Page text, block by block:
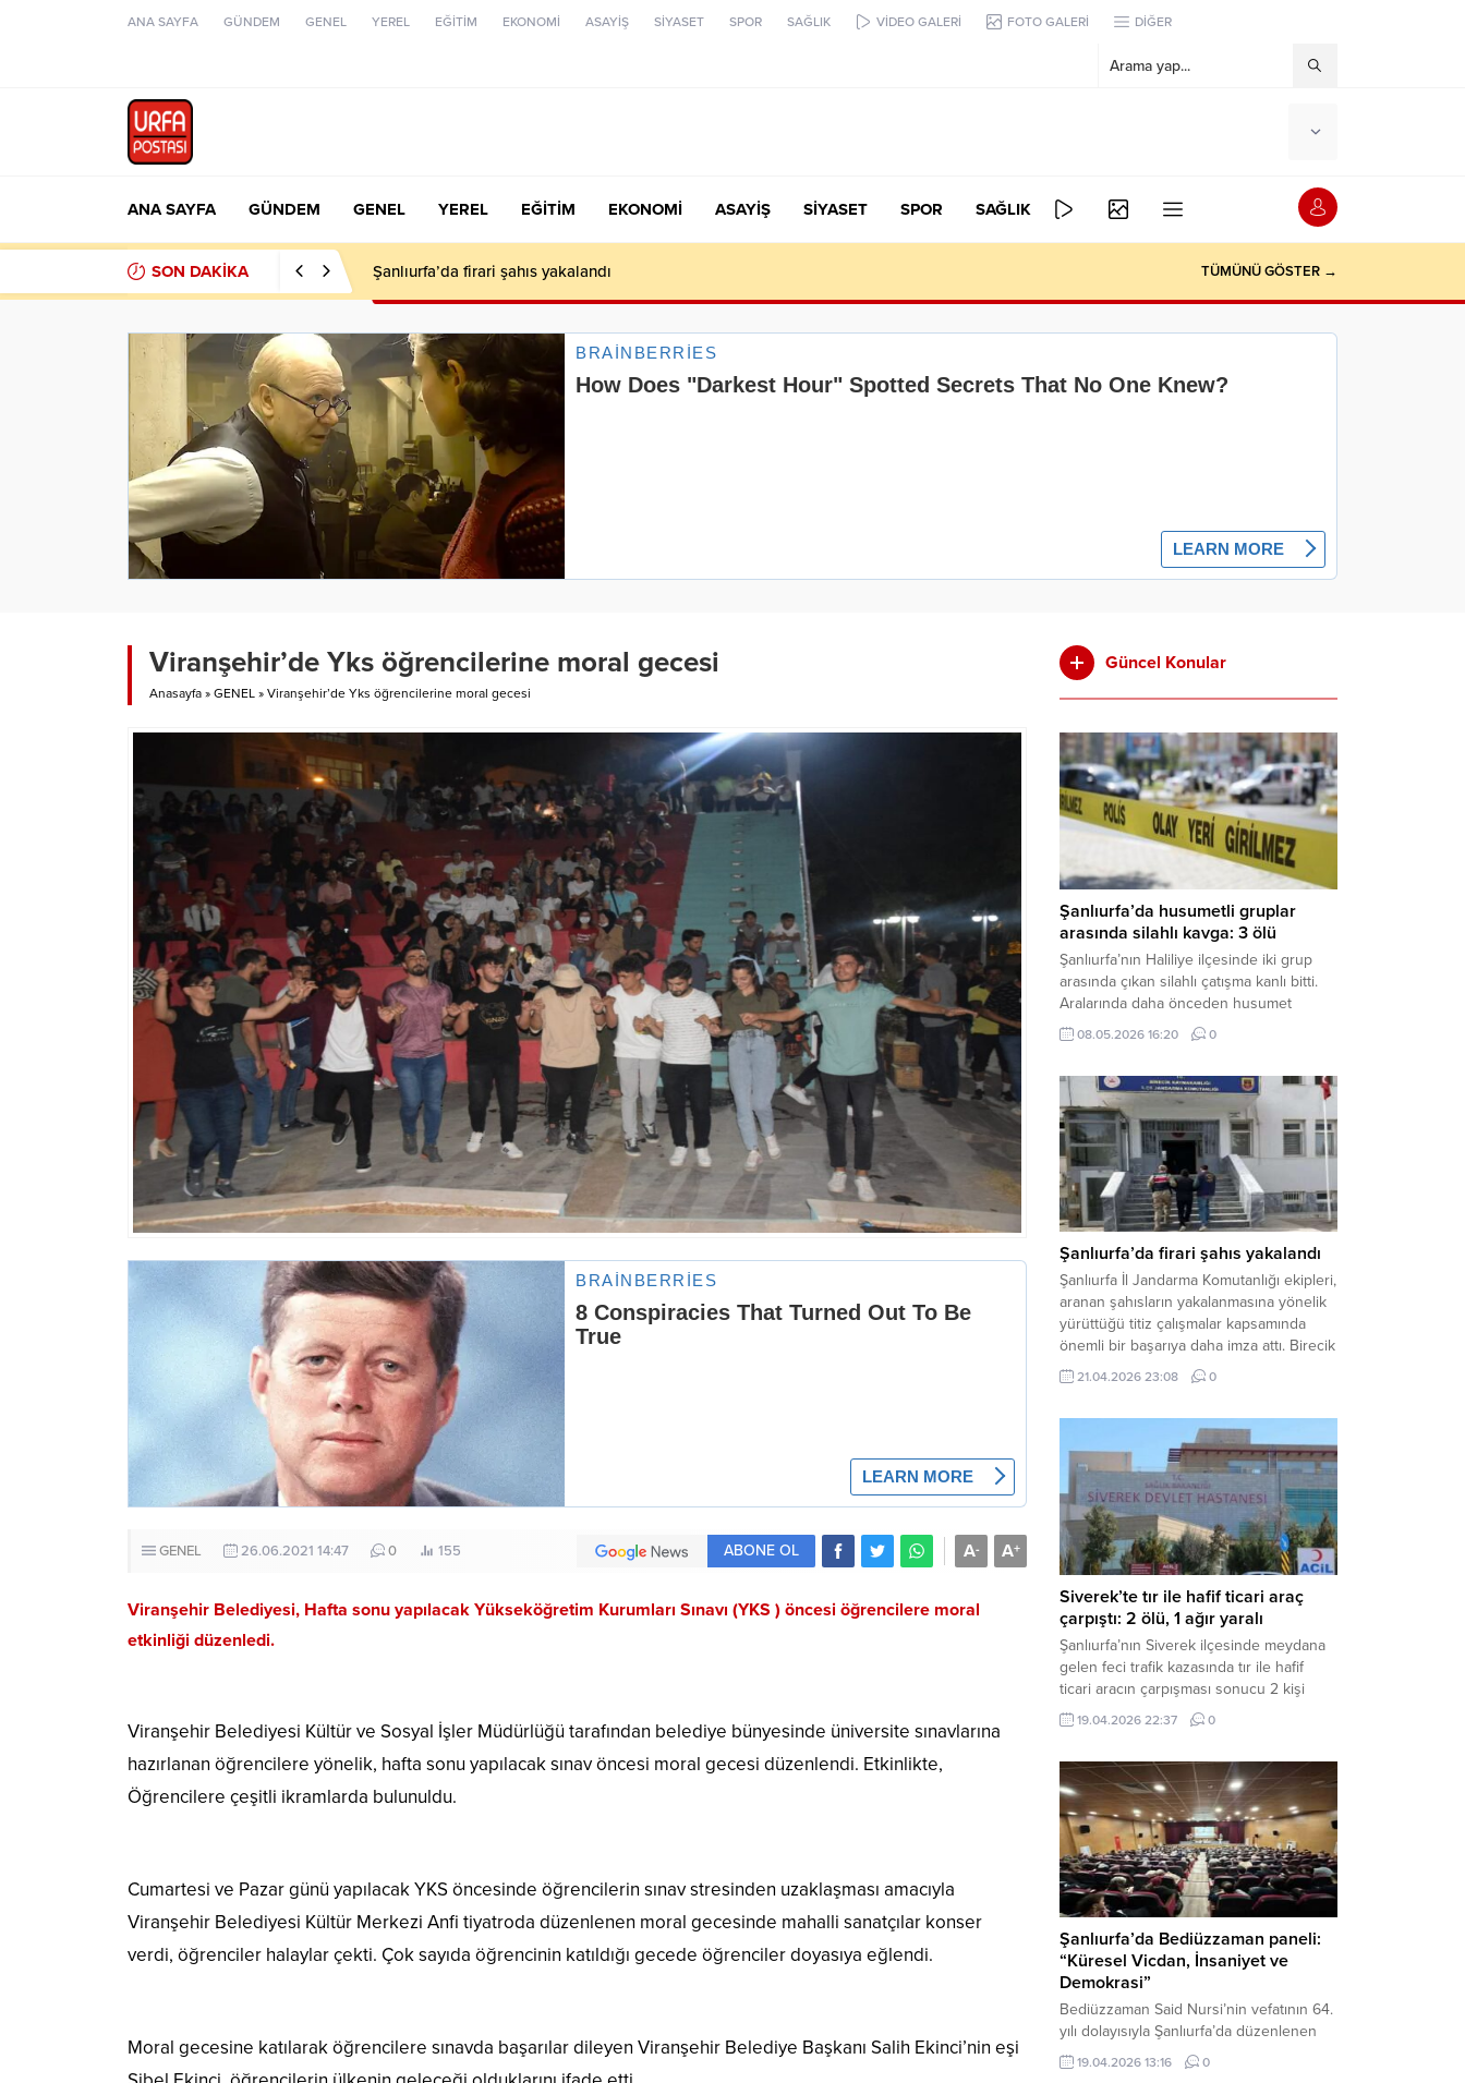
ANA SAYFA GÜNDEM GENEL YEREL EĞİTİM EKONOMİ ASAYİŞ SİYASET SPOR SAĞLIK VİDEO GALERİ FOTO GALERİ DİĞER
ANA SAYFA GÜNDEM GENEL YEREL EĞİTİM EKONOMİ ASAYİŞ SİYASET SPOR SAĞLIK
SON DAKİKA Şanlıurfa’da firari şahıs yakalandı TÜMÜNÜ GÖSTER →
Viranşehir’de Yks öğrencilerine moral gecesi
Anasayfa » GENEL » Viranşehir’de Yks öğrencilerine moral gecesi
GENEL 26.06.2021 14:47 0 155 A+
A-
ABONE OL
Viranşehir Belediyesi, Hafta sonu yapılacak Yükseköğretim Kurumları Sınavı (YKS ) öncesi öğrencilere moral
etkinliği düzenledi.
Viranşehir Belediyesi Kültür ve Sosyal İşler Müdürlüğü tarafından belediye bünyesinde üniversite sınavlarına
hazırlanan öğrencilere yönelik, hafta sonu yapılacak sınav öncesi moral gecesi düzenlendi. Etkinlikte,
Öğrencilere çeşitli ikramlarda bulunuldu.
Cumartesi ve Pazar günü yapılacak YKS öncesinde öğrencilerin sınav stresinden uzaklaşması amacıyla
Viranşehir Belediyesi Kültür Merkezi Anfi tiyatroda düzenlenen moral gecesinde mahalli sanatçılar konser
verdi, öğrenciler halaylar çekti. Çok sayıda öğrencinin katıldığı gecede öğrenciler doyasıya eğlendi.
Moral gecesine katılarak öğrencilere sınavda başarılar dileyen Viranşehir Belediye Başkanı Salih Ekinci’nin eşi
Güncel Konular
Şanlıurfa’da husumetli gruplar
arasında silahlı kavga: 3 ölü
Şanlıurfa’nın Haliliye ilçesinde iki grup
arasında çıkan silahlı çatışma kanlı bitti.
Aralarında daha önceden husumet
olduğu öğrenilen tarafların kavgası
neticesinde 3 kişi olay yerinde yaşamını
ilçesine bağlı kırsal Konaç Mahallesi’nde
meydana geldi. Edinilen bilgilere göre,
aralarında husumet bulunan iki grup
arasında henüz belirlenemeyen bir...
08.05.2026 16:20 0
Şanlıurfa’da firari şahıs yakalandı
Şanlıurfa İl Jandarma Komutanlığı ekipleri,
aranan şahısların yakalanmasına yönelik
yürüttüğü titiz çalışmalar kapsamında
önemli bir başarıya daha imza attı. Birecik
ilçesinde düzenlenen operasyonla,
hakkında kesinleşmiş hapis cezası
teslim edildi. Haber Merkezi – Şanlıurfa
Valiliği İl Basın ve Halkla İlişkiler
Müdürlüğü tarafından yapılan açıklamaya
göre; İl...
21.04.2026 23:08 0
Siverek’te tır ile hafif ticari araç
çarpıştı: 2 ölü, 1 ağır yaralı
Şanlıurfa’nın Siverek ilçesinde meydana
gelen feci trafik kazasında tır ile hafif
ticari aracın çarpışması sonucu 2 kişi
yaşamını yitirdi, 1 kişi ise ağır yaralandı.
Haber Merkezi – Siverek-Adıyaman kara
çarpışması sonucu meydana gelen
kazada can pazarı yaşandı. Kafa Kafaya
Çarpıştılar Edinilen bilgilere göre,
Hüseyin Çelik (29)...
19.04.2026 22:37 0
Şanlıurfa’da Bediüzzaman paneli:
“Küresel Vicdan, İnsaniyet ve
Demokrasi”
Bediüzzaman Said Nursi’nin vefatının 64.
yılı dolayısıyla Şanlıurfa’da düzenlenen
panelde, günümüzün manevi ve
toplumsal sorunlarına Risale-i Nur
19.04.2026 13:16 0